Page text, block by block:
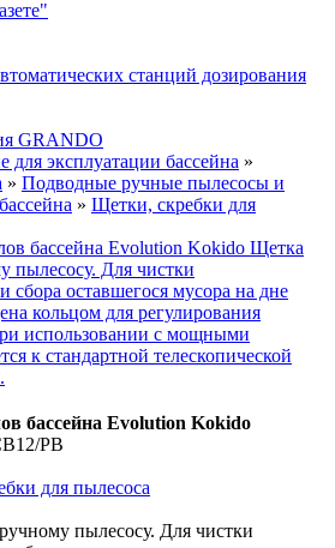
станций дозирования
GRANDO
для эксплуатации бассейна »
» Подводные ручные пылесосы и
» Щетки, скребки для
бассейна Evolution Kokido
PB
для пылесоса
пылесосу. Для чистки